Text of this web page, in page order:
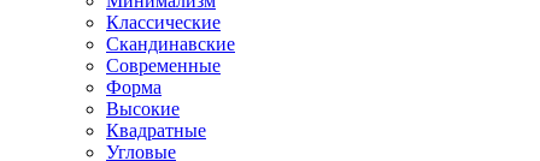
Классические
Скандинавские
Современные
Форма
Высокие
Квадратные
Угловые